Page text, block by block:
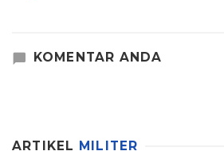
KOMENTAR ANDA
ARTIKEL MILITER